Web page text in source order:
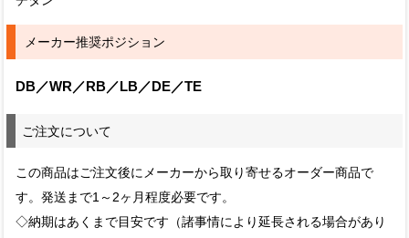
メーカー推奨ポジション
DB／WR／RB／LB／DE／TE
ご注文について
この商品はご注文後にメーカーから取り寄せるオーダー商品で
す。発送まで1～2ヶ月程度必要です。
◇納期はあくまで目安です（諸事情により延長される場合があり